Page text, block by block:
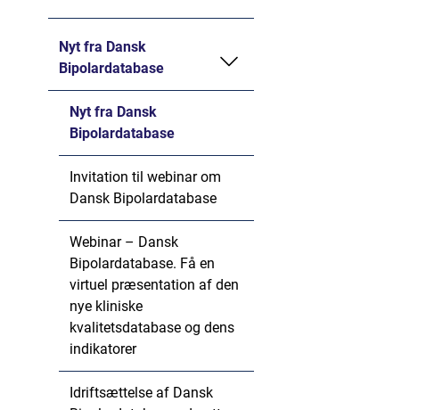
Nyt fra Dansk
Bipolardatabase
Nyt fra Dansk
Bipolardatabase
Invitation til webinar om
Dansk Bipolardatabase
Webinar – Dansk
Bipolardatabase. Få en
virtuel præsentation af den
nye kliniske
kvalitetsdatabase og dens
indikatorer
Idriftsættelse af Dansk